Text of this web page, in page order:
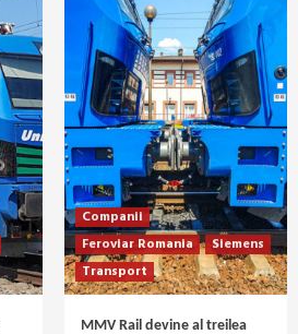
Companii
Feroviar Romania
Siemens
Transport
MMV Rail devine al treilea